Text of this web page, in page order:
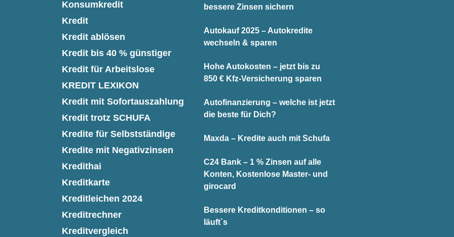
Konsumkredit
Kredit
Kredit ablösen
Kredit bis 40 % günstiger
Kredit für Arbeitslose
KREDIT LEXIKON
Kredit mit Sofortauszahlung
Kredit trotz SCHUFA
Kredite für Selbstständige
Kredite mit Negativzinsen
Kredithai
Kreditkarte
Kreditleichen 2024
Kreditrechner
Kreditvergleich
bessere Zinsen sichern
Autokauf 2025 – Autokredite
wechseln & sparen
Hohe Autokosten – jetzt bis zu
850 € Kfz-Versicherung sparen
Autofinanzierung – welche ist jetzt
die beste für Dich?
Maxda – Kredite auch mit Schufa
C24 Bank – 1 % Zinsen auf alle
Konten, Kostenlose Master- und
girocard
Bessere Kreditkonditionen – so
läuft`s